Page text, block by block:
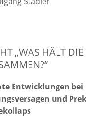
„WAS HÄLT DIE
Entwicklungen
und